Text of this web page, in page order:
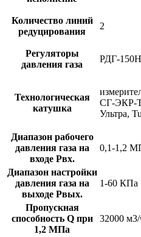
Количество линий
редуцирования
2
Регуляторы
давления газа
РДГ-150Н
Технологическая
катушка
СГ-ЭКР-
Ультра,
Диапазон рабочего
давления газа на
входе Рвх.
0,1-1,2
Диапазон настройки
давления газа на
выходе Рвых.
1-60 КПа
Пропускная
способность Q при
1,2 МПа
32000